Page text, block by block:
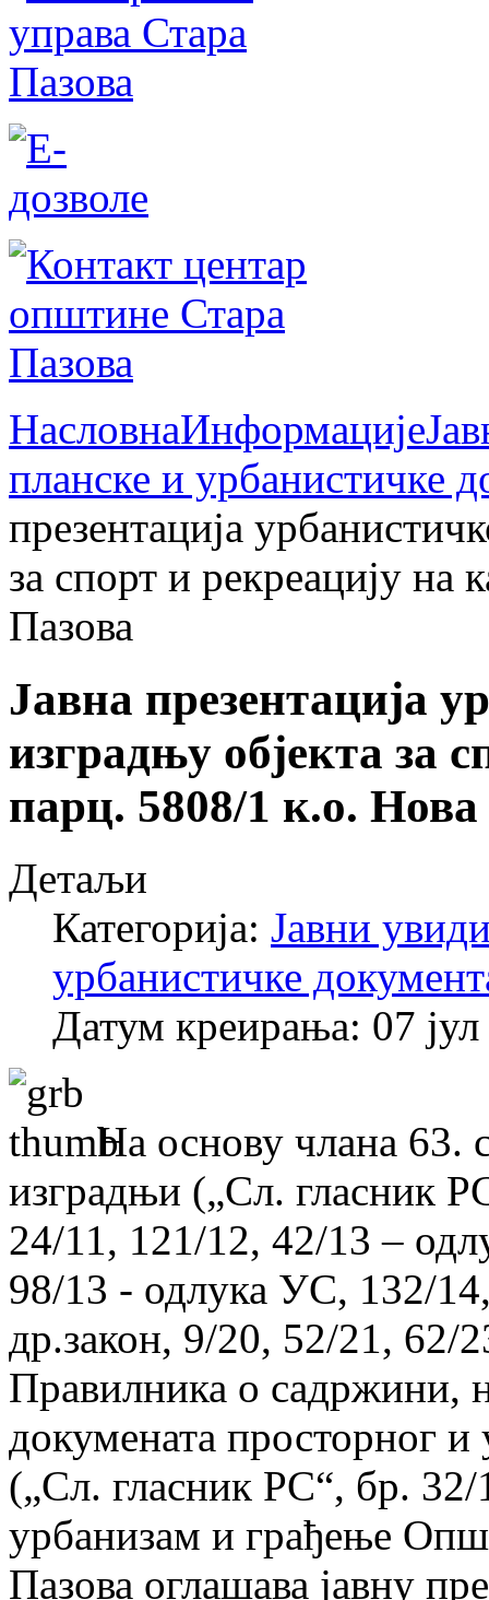
НасловнаИнформације
планске и урбанистичке
презентација
за спорт и рекреацију на
Пазова
Јавна презентација
изградњу објекта за
парц. 5808/1 к.о.
Детаљи
Категорија: Јавни
урбанистичке
Датум креирања: 07
На основу члана 63.
изградњи („Сл. гласник
24/11, 121/12, 42/13 –
98/13 - одлука УС, 132/
др.закон, 9/20, 52/21, 62/
Правилника о садржини,
докумената просторног
(„Сл. гласник РС“, бр.
урбанизам и грађење
Пазова оглашава јавну